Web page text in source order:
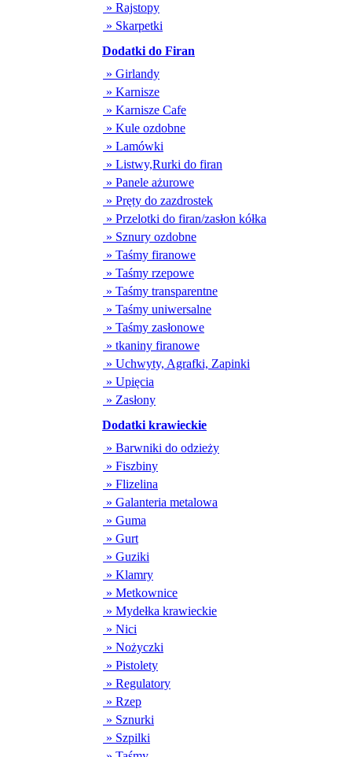
» Rajstopy
» Skarpetki
Dodatki do Firan
» Girlandy
» Karnisze
» Karnisze Cafe
» Kule ozdobne
» Lamówki
» Listwy,Rurki do firan
» Panele ażurowe
» Pręty do zazdrostek
» Przelotki do firan/zasłon kółka
» Sznury ozdobne
» Taśmy firanowe
» Taśmy rzepowe
» Taśmy transparentne
» Taśmy uniwersalne
» Taśmy zasłonowe
» tkaniny firanowe
» Uchwyty, Agrafki, Zapinki
» Upięcia
» Zasłony
Dodatki krawieckie
» Barwniki do odzieży
» Fiszbiny
» Flizelina
» Galanteria metalowa
» Guma
» Gurt
» Guziki
» Klamry
» Metkownice
» Mydełka krawieckie
» Nici
» Nożyczki
» Pistolety
» Regulatory
» Rzep
» Sznurki
» Szpilki